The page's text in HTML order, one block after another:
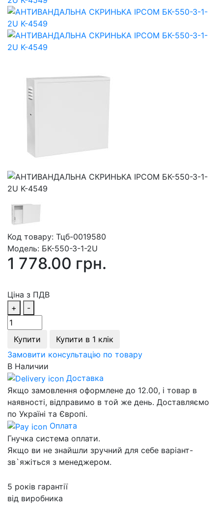
Код товару: Тцб-0019580
Модель: БК-550-З-1-2U
1 778.00 грн.
Ціна з ПДВ
+
-
Купити
Купити в 1 клік
Замовити консультацію по товару
В Наличии
Доставка
Якщо замовлення оформлене до 12.00, і товар в
наявності, відправимо в той же день. Доставляємо
по Україні та Європі.
Оплата
Гнучка система оплати.
Якщо ви не знайшли зручний для себе варіант-
зв`яжіться з менеджером.
5 років гарантії
від виробника